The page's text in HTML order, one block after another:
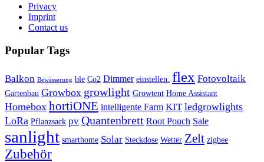
Privacy
Imprint
Contact us
Popular Tags
Balkon Bewässerung ble Co2 Dimmer einstellen. flex Fotovoltaik
Gartenbau Growbox growlight Growtent Home Assistant
Homebox hortiONE intelligente Farm KIT ledgrowlights
LoRa Pflanzsack pv Quantenbrett Root Pouch Sale
sanlight smarthome Solar Steckdose Wetter Zelt zigbee
Zubehör